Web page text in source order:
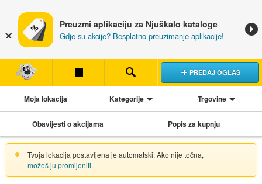
Preuzmi aplikaciju za Njuškalo kataloge
Gdje su akcije? Besplatno preuzimanje aplikacije!
PREDAJ OGLAS
Moja lokacija Kategorije Trgovine
Obavijesti o akcijama Popis za kupnju
Tvoja lokacija postavljena je automatski. Ako nije točna,
možeš ju promijeniti.